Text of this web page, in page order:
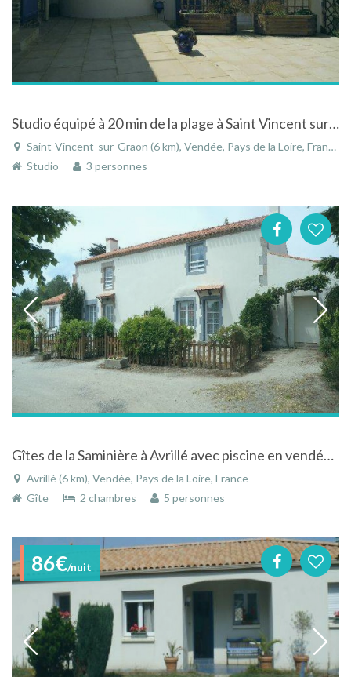
Studio équipé à 20 min de la plage à Saint Vincent sur Graon en Vendée
Saint-Vincent-sur-Graon (6 km), Vendée, Pays de la Loire, France
Studio
3 personnes
Gîtes de la Saminière à Avrillé avec piscine en vendée le bocage avant la mer
Avrillé (6 km), Vendée, Pays de la Loire, France
Gîte
2 chambres 5 personnes
86€/nuit